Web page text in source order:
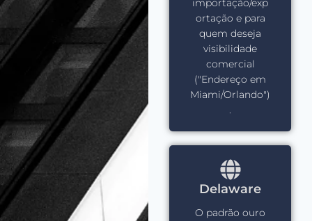
importação/exp
ortação e para
quem deseja
visibilidade
comercial
("Endereço em
Miami/Orlando")
.
Delaware
O padrão ouro